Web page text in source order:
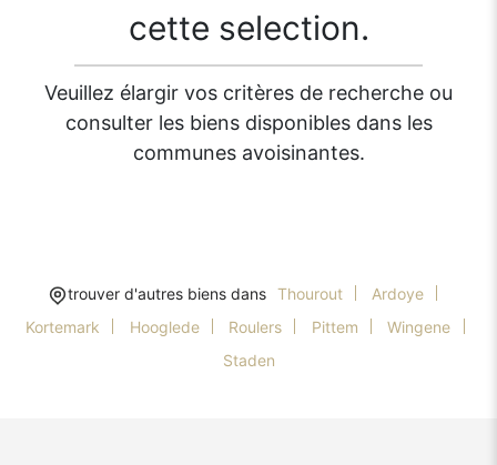
cette selection.
Veuillez élargir vos critères de recherche ou
consulter les biens disponibles dans les
communes avoisinantes.
trouver d'autres biens dans Thourout
Ardoye
Kortemark
Hooglede Roulers Pittem
Wingene
Staden